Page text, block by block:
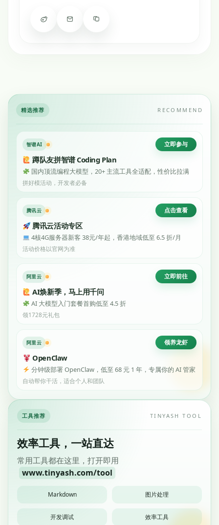
精选推荐 RECOMMEND
智谱AI 立即参与
蹲队友拼智谱 Coding Plan
国内顶流编程大模型，20+ 主流工具全适配，性价比拉满
拼好模活动，开发者必备
腾讯云 点击查看
腾讯云活动专区
4核4G服务器新客 38元/年起，香港地域低至 6.5 折/月
活动价格以官网为准
阿里云 立即前往
AI焕新季，马上用千问
AI 大模型入门套餐首购低至 4.5 折
领1728元礼包
阿里云 领养龙虾
OpenClaw
分钟级部署 OpenClaw，低至 68 元 1 年，专属你的 AI 管家
自动帮你干活，适合个人和团队
工具推荐 TINYASH TOOL
效率工具，一站直达
常用工具都在这里，打开即用
www.tinyash.com/tool
Markdown 图片处理
开发调试 效率工具